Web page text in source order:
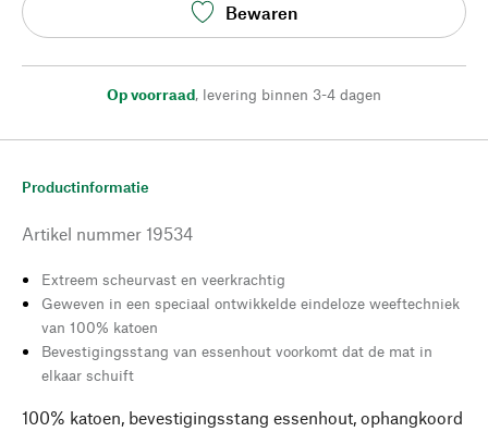
Bewaren
Op voorraad, levering binnen 3-4 dagen
Productinformatie
Artikel nummer 19534
Extreem scheurvast en veerkrachtig
Geweven in een speciaal ontwikkelde eindeloze weeftechniek
van 100% katoen
Bevestigingsstang van essenhout voorkomt dat de mat in
elkaar schuift
100% katoen, bevestigingsstang essenhout, ophangkoord